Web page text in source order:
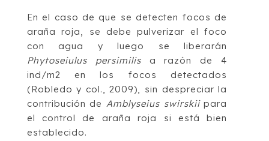
En el caso de que se detecten focos de
araña roja, se debe pulverizar el foco
con agua y luego se liberarán
Phytoseiulus persimilisa razón de 4
ind/m2 en los focos detectados
(Robledo y col., 2009), sin despreciar la
contribución de Amblyseius swirskiipara
el control de araña roja si está bien
establecido.